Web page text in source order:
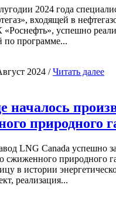
2024 года
входящей в
успешно
по программе...
2024 /Читать далее
началось
природного
LNG Canada успешно
сжиженного природного
в истории
реализация...